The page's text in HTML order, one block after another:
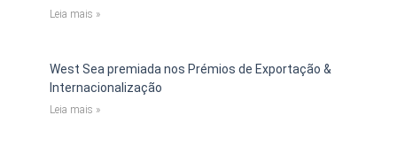
Leia mais »
West Sea premiada nos Prémios de Exportação &
Internacionalização
Leia mais »